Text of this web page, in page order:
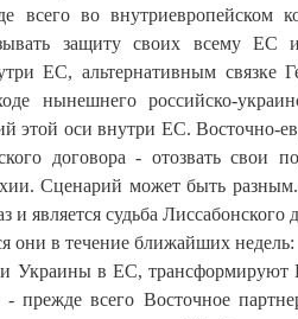
всего во внутриевропейском
защиту своих всему ЕС
ЕС, альтернативным связке
российско-
этой оси внутри ЕС. Восточно-
договора - отозвать свои
Сценарий может быть
является судьба Лиссабонского
они в течение ближайших недель:
Украины в ЕС,
всего Восточное